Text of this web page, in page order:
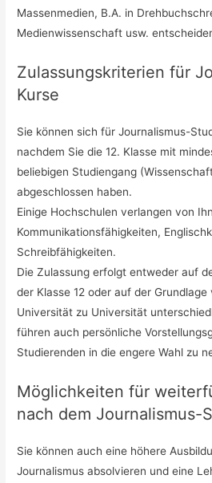
Massenmedien, B.A. in
Medienwissenschaft usw.
Zulassungskriterien für
Kurse
Sie können sich für Journalismus-
nachdem Sie die 12. Klasse mit
beliebigen Studiengang
abgeschlossen haben.
Einige Hochschulen verlangen von
Kommunikationsfähigkeiten,
Schreibfähigkeiten.
Die Zulassung erfolgt entweder auf
der Klasse 12 oder auf der
Universität zu Universität
führen auch persönliche
Studierenden in die engere Wahl zu
Möglichkeiten für
nach dem Journalismus-
Sie können auch eine höhere
Journalismus absolvieren und eine